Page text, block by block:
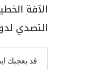
الآفة
التصدي
قد يعجبك